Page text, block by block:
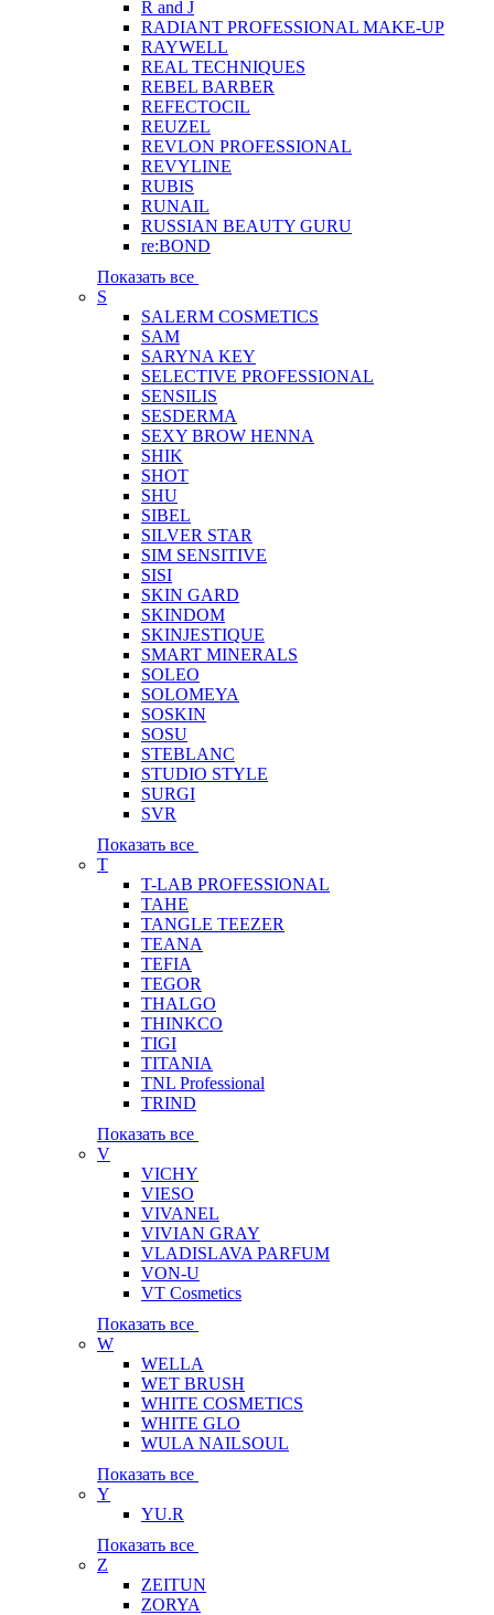
R and J
RADIANT PROFESSIONAL MAKE-UP
RAYWELL
REAL TECHNIQUES
REBEL BARBER
REFECTOCIL
REUZEL
REVLON PROFESSIONAL
REVYLINE
RUBIS
RUNAIL
RUSSIAN BEAUTY GURU
re:BOND
Показать все
S
SALERM COSMETICS
SAM
SARYNA KEY
SELECTIVE PROFESSIONAL
SENSILIS
SESDERMA
SEXY BROW HENNA
SHIK
SHOT
SHU
SIBEL
SILVER STAR
SIM SENSITIVE
SISI
SKIN GARD
SKINDOM
SKINJESTIQUE
SMART MINERALS
SOLEO
SOLOMEYA
SOSKIN
SOSU
STEBLANC
STUDIO STYLE
SURGI
SVR
Показать все
T
T-LAB PROFESSIONAL
TAHE
TANGLE TEEZER
TEANA
TEFIA
TEGOR
THALGO
THINKCO
TIGI
TITANIA
TNL Professional
TRIND
Показать все
V
VICHY
VIESO
VIVANEL
VIVIAN GRAY
VLADISLAVA PARFUM
VON-U
VT Cosmetics
Показать все
W
WELLA
WET BRUSH
WHITE COSMETICS
WHITE GLO
WULA NAILSOUL
Показать все
Y
YU.R
Показать все
Z
ZEITUN
ZORYA